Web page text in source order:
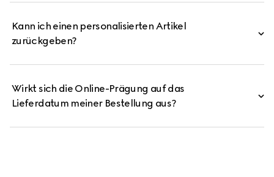
Kann ich einen personalisierten Artikel
zurückgeben?
Wirkt sich die Online-Prägung auf das
Lieferdatum meiner Bestellung aus?